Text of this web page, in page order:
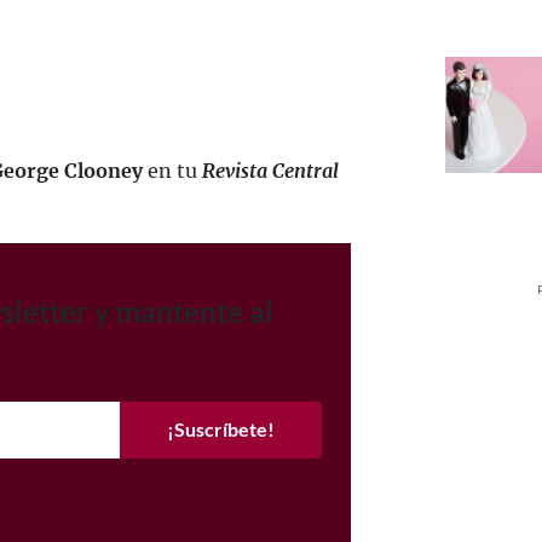
Clooneyen tu Revista Central
y mantente al
¡Suscríbete!